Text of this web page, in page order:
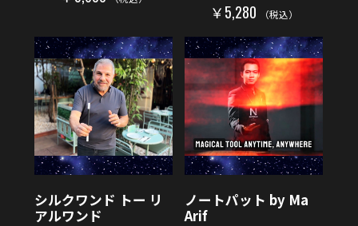
￥5,280 （税込）
シルクワンド トー リ
アルワンド
ノートパット by Ma
Arif